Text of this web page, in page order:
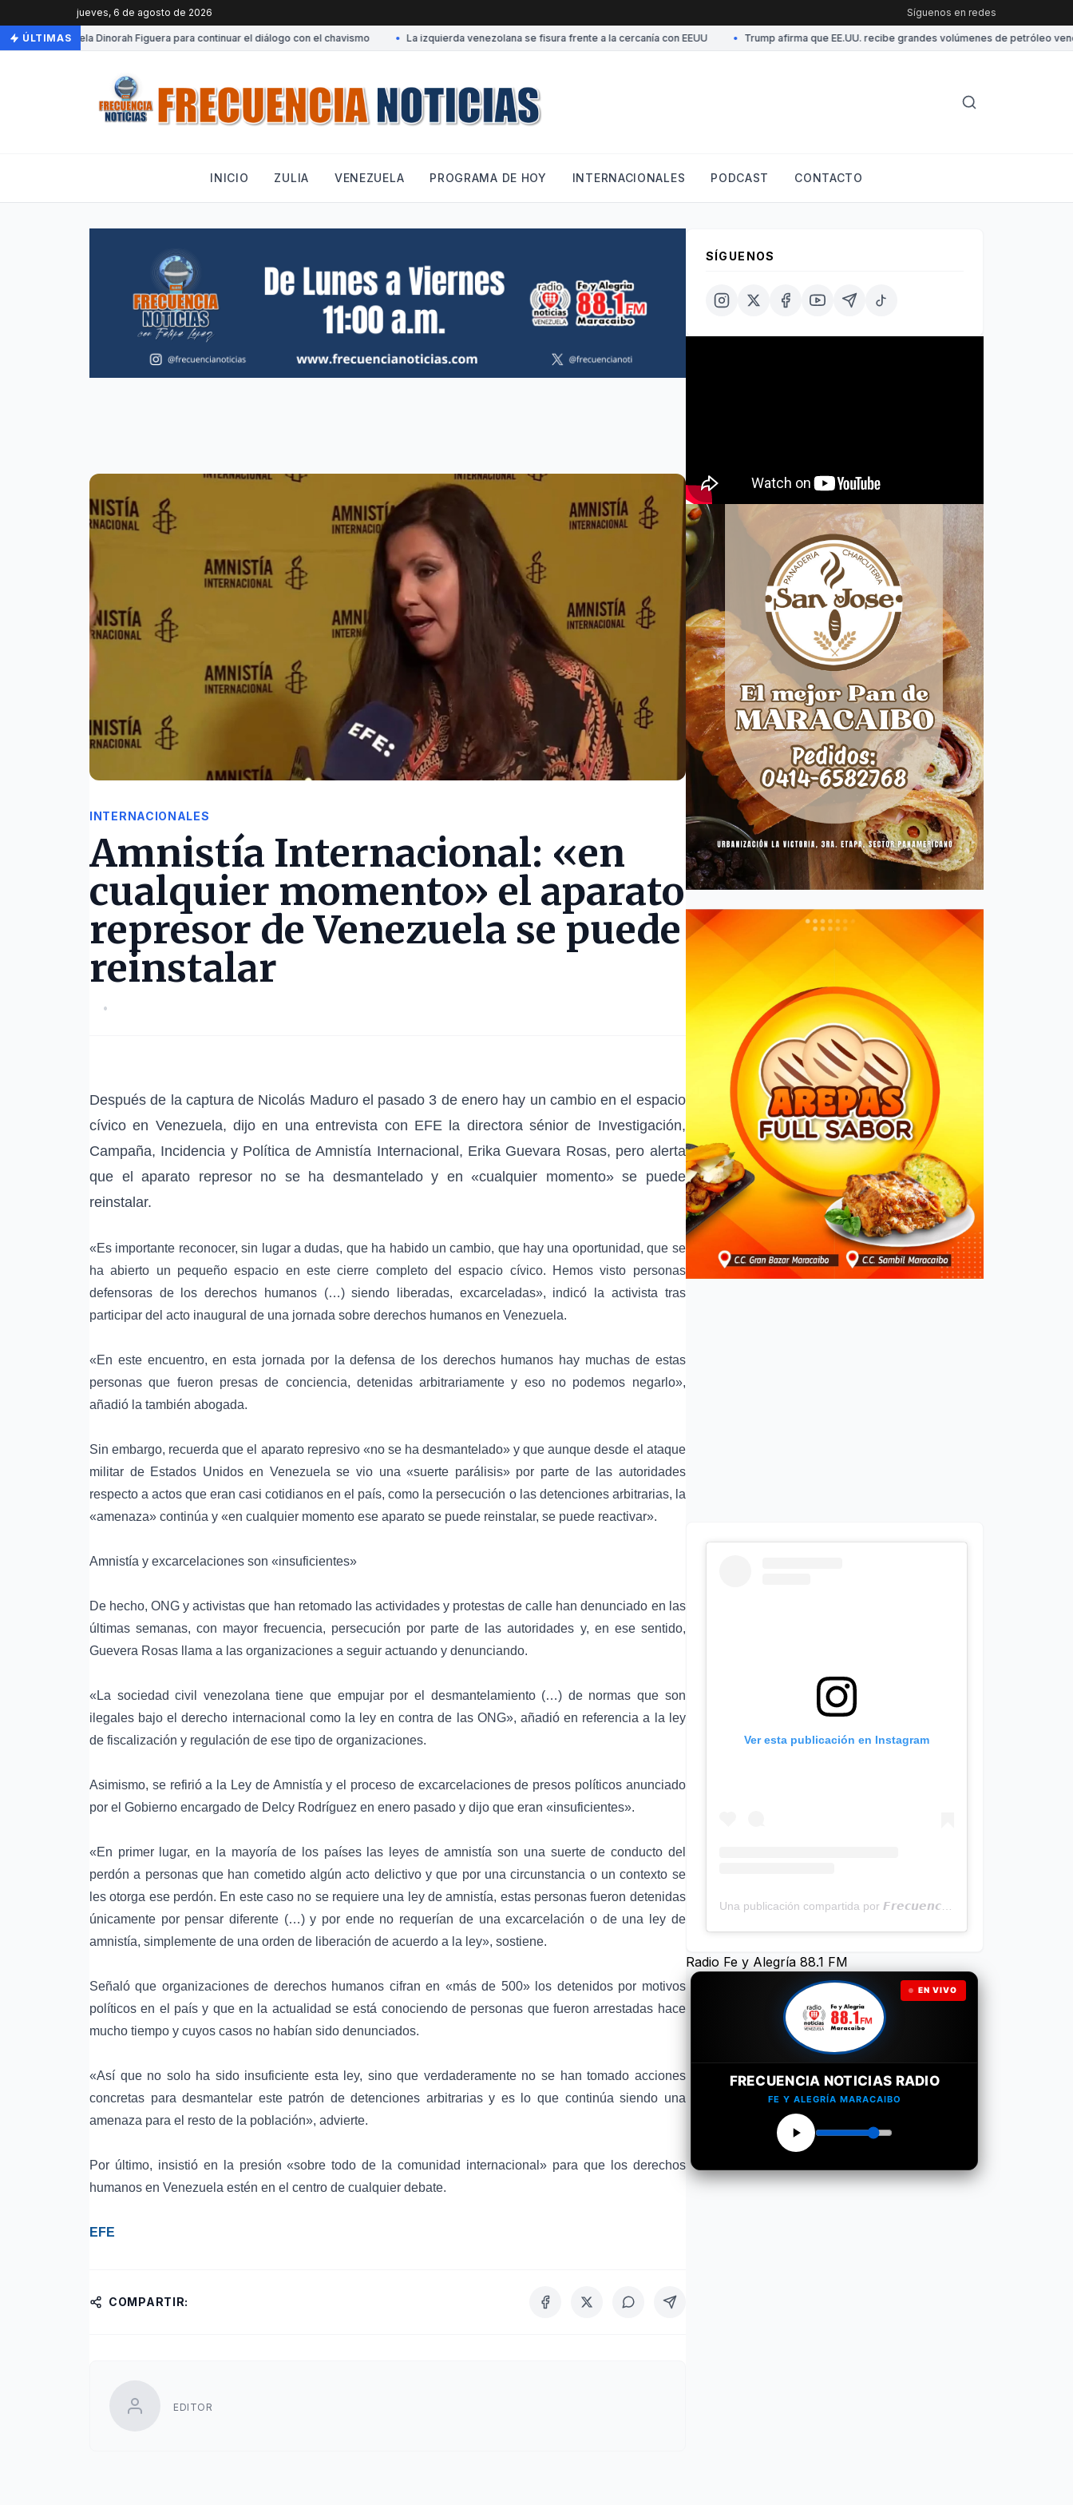
jueves, 6 de agosto de 2026 Síguenos en redes
ÚLTIMAS
a Venezuela Dinorah Figuera para continuar el diálogo con el chavismo La izquierda venezolana se fisura frente a la cercanía con EEUU Trump afirma que EE.UU. recibe grandes volúmenes de petróleo
INICIO ZULIA VENEZUELA PROGRAMA DE HOY INTERNACIONALES PODCAST CONTACTO
INTERNACIONALES
Amnistía Internacional: «en
cualquier momento» el aparato
represor de Venezuela se puede
reinstalar
•
Después de la captura de Nicolás Maduroel pasado 3 de enero hay un cambio en el espacio
cívico en Venezuela, dijo en una entrevista con EFE la directora sénior de Investigación,
Campaña, Incidencia y Política deAmnistía Internacional, Erika Guevara Rosas, pero alerta
que el aparato represor no se ha desmantelado y en «cualquier momento» se puede
reinstalar.
«Es importante reconocer, sin lugar a dudas, que ha habido un cambio, que hay una oportunidad, que se
ha abierto un pequeño espacio en este cierre completo del espacio cívico. Hemos visto personas
defensoras de los derechos humanos(…) siendo liberadas, excarceladas», indicó la activista tras
participar del acto inaugural de una jornada sobre derechos humanos en Venezuela.
«En este encuentro, en esta jornada por la defensa de los derechos humanos hay muchas de estas
personas que fueron presas de conciencia, detenidas arbitrariamente y eso no podemos negarlo»,
añadió la también abogada.
Sin embargo, recuerda que el aparato represivo «no se ha desmantelado» y que aunque desde el ataque
militar de Estados Unidos en Venezuela se vio una «suerte parálisis» por parte de las autoridades
respecto a actos que eran casi cotidianos en el país, como la persecución o las detenciones arbitrarias, la
«amenaza» continúa y «en cualquier momento ese aparato se puede reinstalar, se puede reactivar».
Amnistía y excarcelaciones son «insuficientes»
De hecho, ONG y activistas que han retomado las actividades y protestas de calle han denunciado en las
últimas semanas, con mayor frecuencia, persecución por parte de las autoridades y, en ese sentido,
Guevera Rosas llama a las organizaciones a seguir actuando y denunciando.
«La sociedad civil venezolana tiene que empujar por el desmantelamiento (…) de normas que son
ilegales bajo el derecho internacional como la ley en contra de las ONG», añadió en referencia a la ley
de fiscalización y regulación de ese tipo de organizaciones.
Asimismo, se refirió a la Ley de Amnistía y el proceso de excarcelaciones de presos políticosanunciado
por el Gobierno encargado de Delcy Rodríguez en enero pasado y dijo que eran «insuficientes».
«En primer lugar, en la mayoría de los países las leyes de amnistía son una suerte de conducto del
perdón a personas que han cometido algún acto delictivo y que por una circunstancia o un contexto se
les otorga ese perdón. En este caso no se requiere una ley de amnistía, estas personas fueron detenidas
únicamente por pensar diferente (…) y por ende no requerían de una excarcelación o de una ley de
amnistía, simplemente de una orden de liberación de acuerdo a la ley», sostiene.
Señaló que organizaciones de derechos humanos cifran en «más de 500» los detenidos por motivos
políticos en el país y que en la actualidad se está conociendo de personas que fueron arrestadas hace
mucho tiempo y cuyos casos no habían sido denunciados.
«Así que no solo ha sido insuficiente esta ley, sino que verdaderamente no se han tomado acciones
concretas para desmantelar este patrón de detenciones arbitrarias y es lo que continúa siendo una
amenaza para el resto de la población», advierte.
Por último, insistió en la presión «sobre todo de lacomunidad internacional» para que los derechos
humanos en Venezuela estén en el centro de cualquier debate.
EFE
COMPARTIR:
EDITOR
SÍGUENOS
Ver esta publicación en Instagram
Una publicación compartida por 𝙁𝙧𝙚𝙘𝙪𝙚𝙣𝙘𝙞𝙖 𝙉𝙤𝙩𝙞𝙘𝙞𝙖𝙨 | Programa Radial (@frecuencianoticias)
Radio Fe y Alegría 88.1 FM
EN VIVO
FRECUENCIA NOTICIAS RADIO
FE Y ALEGRÍA MARACAIBO